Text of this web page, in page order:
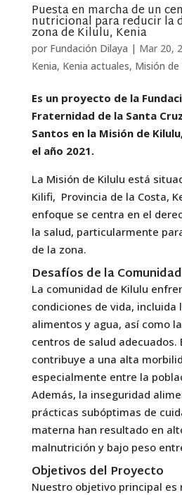
Puesta en marcha de un
nutricional para reducir la
zona de Kilulu, Kenia
por Fundación Dilaya | Mar 20,
Kenia, Kenia actuales, Misión de
Es un proyecto de la
Fraternidad de la Santa
Santos en la Misión de
el año 2021.
La Misión de Kilulu está
Kilifi, Provincia de la Costa,
enfoque se centra en el
la salud, particularmente
de la zona.
Desafíos de la
La comunidad de Kilulu
condiciones de vida, incluida
alimentos y agua, así como
centros de salud adecuados.
contribuye a una alta
especialmente entre la
Además, la inseguridad
prácticas subóptimas de
materna han resultado en
malnutrición y bajo peso
Objetivos del Proyecto
Nuestro objetivo principal es